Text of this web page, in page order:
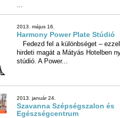
2013. május 16.
Harmony Power Plate Stúdió
Fedezd fel a különbséget – ezzel
hirdeti magát a Mátyás Hotelben nyílt új
stúdió. A Power...
2013. január 24.
Szavanna Szépségszalon és
Egészségcentrum